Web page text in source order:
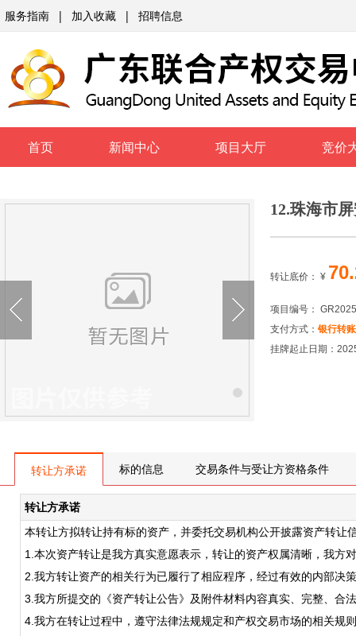
服务指南 | 加入收藏 | 招聘信息
首页 新闻中心 项目大厅 竞价
12.珠海市
转让底价： ¥
项目编号：
支付方式： 银行转账
挂牌起止日期：
转让方承诺 标的信息 交易条件与受让方资格条件
转让方承诺
本转让方拟转让持有标的资产，并委托交易机构公开披露资产转
1.本次资产转让是我方真实意愿表示，转让的资产权属清晰，我方
2.我方转让资产的相关行为已履行了相应程序，经过有效的内部决
3.我方所提交的《资产转让公告》及附件材料内容真实、完整、合
4.我方在转让过程中，遵守法律法规规定和产权交易市场的相关规